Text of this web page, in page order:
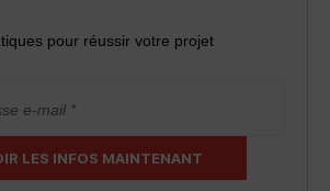
pour réussir votre projet